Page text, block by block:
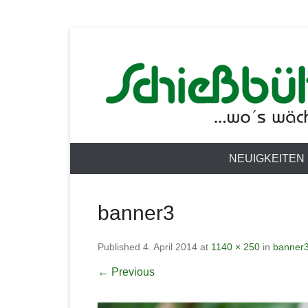
Gärtnerei
…wo´s wächst!
NEUIGKEITEN
banner3
Published 4. April 2014 at 1140 × 250 in banner3
← Previous